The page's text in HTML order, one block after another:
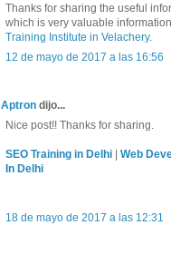
Thanks for sharing the useful
which is very valuable
Training Institute in Velachery.
12 de mayo de 2017 a las 16:56
Aptron dijo...
Nice post!! Thanks for sharing.
SEO Training in Delhi Web
In Delhi
18 de mayo de 2017 a las 12:31